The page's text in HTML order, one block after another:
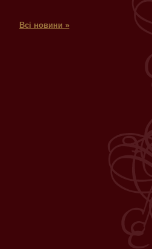
Всі новини »